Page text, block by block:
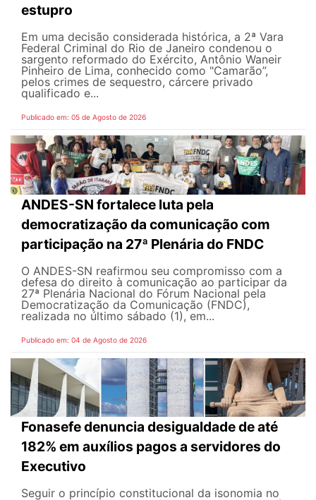
estupro
Em uma decisão considerada histórica, a 2ª Vara
Federal Criminal do Rio de Janeiro condenou o
sargento reformado do Exército, Antônio Waneir
Pinheiro de Lima, conhecido como "Camarão”,
pelos crimes de sequestro, cárcere privado
qualificado e...
Publicado em: 05 de Agosto de 2026
ANDES-SN fortalece luta pela
democratização da comunicação com
participação na 27ª Plenária do FNDC
O ANDES-SN reafirmou seu compromisso com a
defesa do direito à comunicação ao participar da
27ª Plenária Nacional do Fórum Nacional pela
Democratização da Comunicação (FNDC),
realizada no último sábado (1), em...
Publicado em: 04 de Agosto de 2026
Fonasefe denuncia desigualdade de até
182% em auxílios pagos a servidores do
Executivo
Seguir o princípio constitucional da isonomia no